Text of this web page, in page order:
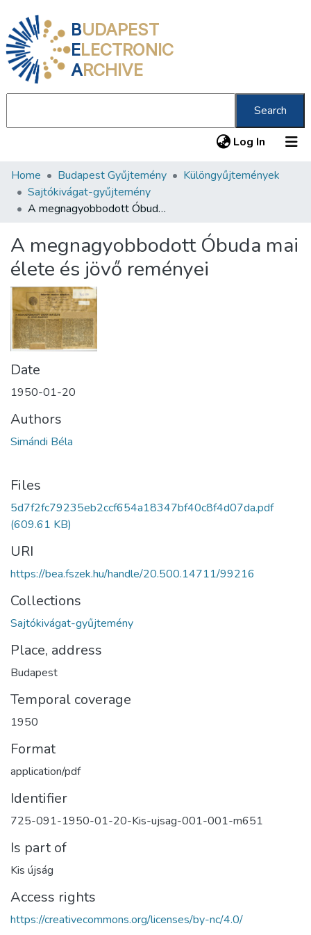
BUDAPEST
ELECTRONIC
ARCHIVE
Search
Log In (current)
Communities & Collections
All of DSpace
About us
Home Budapest Gyűjtemény
Különgyűjtemények
Sajtókivágat-gyűjtemény
A megnagyobbodott Óbuda mai élete és jövő reményei
A megnagyobbodott Óbuda mai
élete és jövő reményei
Date
1950-01-20
Authors
Simándi Béla
Files
5d7f2fc79235eb2ccf654a18347bf40c8f4d07da.pdf
(609.61 KB)
URI
https://bea.fszek.hu/handle/20.500.14711/99216
Collections
Sajtókivágat-gyűjtemény
Place, address
Budapest
Temporal coverage
1950
Format
application/pdf
Identifier
725-091-1950-01-20-Kis-ujsag-001-001-m651
Is part of
Kis újság
Access rights
https://creativecommons.org/licenses/by-nc/4.0/